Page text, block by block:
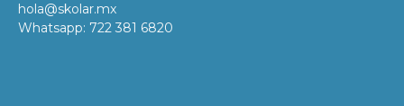
hola@skolar.mx
Whatsapp: 722 381 6820